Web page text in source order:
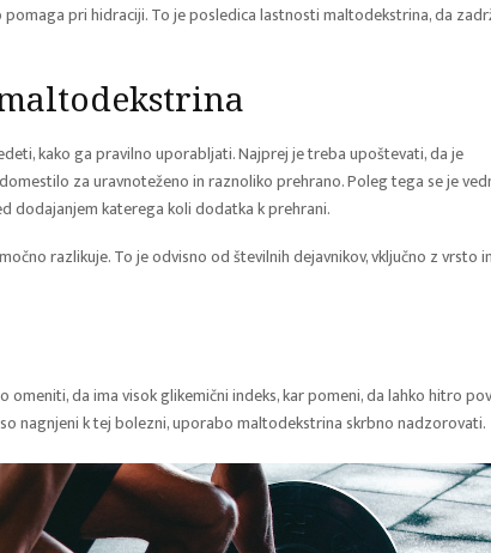
pomaga pri hidraciji. To je posledica lastnosti maltodekstrina, da
kako ga pravilno uporabljati. Najprej je treba upoštevati, da je
za uravnoteženo in raznoliko prehrano. Poleg tega se je
dodajanjem katerega koli dodatka k prehrani.
razlikuje. To je odvisno od številnih dejavnikov, vključno z vrsto
da ima visok glikemični indeks, kar pomeni, da lahko hitro
nagnjeni k tej bolezni, uporabo maltodekstrina skrbno nadzorovati.